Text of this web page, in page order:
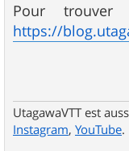
s
s
a
g
Pour
https://
UtagawaVTT est
Instagram, YouTube.